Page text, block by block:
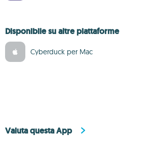
Disponibile su altre piattaforme
Cyberduck per Mac
Valuta questa App